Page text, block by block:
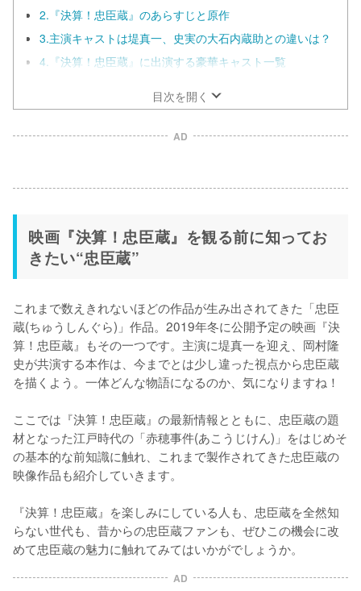
2.『決算！忠臣蔵』のあらすじと原作
3.主演キャストは堤真一、史実の大石内蔵助との違いは？
4.『決算！忠臣蔵』に出演する豪華キャスト一覧
目次を開く
AD
映画『決算！忠臣蔵』を観る前に知ってお
きたい“忠臣蔵”
これまで数えきれないほどの作品が生み出されてきた「忠臣
蔵(ちゅうしんぐら)」作品。2019年冬に公開予定の映画『決
算！忠臣蔵』もその一つです。主演に堤真一を迎え、岡村隆
史が共演する本作は、今までとは少し違った視点から忠臣蔵
を描くよう。一体どんな物語になるのか、気になりますね！
ここでは『決算！忠臣蔵』の最新情報とともに、忠臣蔵の題
材となった江戸時代の「赤穂事件(あこうじけん)」をはじめそ
の基本的な前知識に触れ、これまで製作されてきた忠臣蔵の
映像作品も紹介していきます。
『決算！忠臣蔵』を楽しみにしている人も、忠臣蔵を全然知
らない世代も、昔からの忠臣蔵ファンも、ぜひこの機会に改
めて忠臣蔵の魅力に触れてみてはいかがでしょうか。
AD